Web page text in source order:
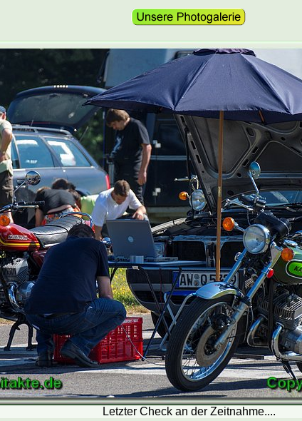
Letzter Check an der Zeitnahme....